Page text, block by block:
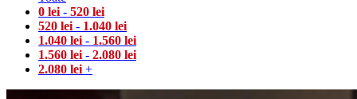
0 lei - 520 lei
520 lei - 1.040 lei
1.040 lei - 1.560 lei
1.560 lei - 2.080 lei
2.080 lei +